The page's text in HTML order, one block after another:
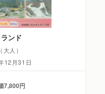
ンド
人）
12月31日
7,800円